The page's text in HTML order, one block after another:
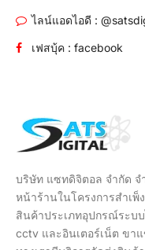
ไลน์แอดไอดี :
เฟสบุ้ค : facebook
บริษัท แซทดิจิตอล จำกัด
หน้าร้านในโครงการสำเพ็
สินค้าประเภทอุปกรณ์ระบ
cctv และอินเตอร์เน็ต ขา